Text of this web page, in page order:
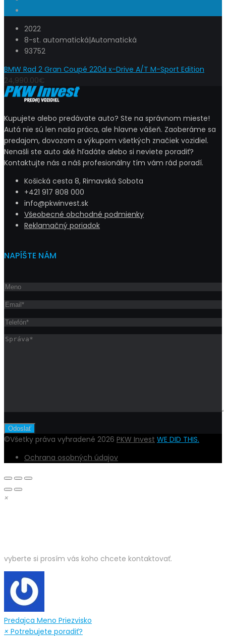
2022
8-st. automatická|Automatická
93752
BMW Rad 2 Gran Coupé 220d x-Drive A/T M-Sport Edition
24,990.00€
Kupujete alebo predávate auto? Ste na správnom mieste!
Autá nie sú len naša práca, ale hlavne vášeň. Zaoberáme sa
predajom, dovozom a výkupom všetkých značiek vozidiel.
Nenašli ste auto aké hľadáte alebo si neviete poradiť?
Kontaktujte nás a náš profesionálny tím vám rád poradí.
Košická cesta 8, Rimavská Sobota
+421 917 808 000
info@pkwinvest.sk
Všeobecné obchodné podmienky
Reklamačný poriadok
NAPÍŠTE NÁM
©Všetky práva vyhradené 2026 PKW Invest WE DID THIS.
Ochrana osobných údajov
×
vyberte si prosím vás koho chcete kontaktovať.
Predajca Meno Priezvisko
× Potrebujete poradiť?